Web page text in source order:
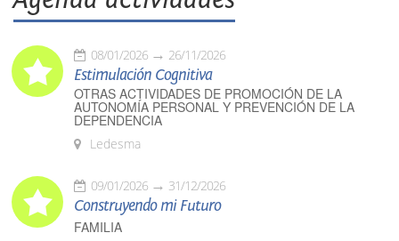
08/01/2026 26/11/2026
Estimulación Cognitiva
OTRAS ACTIVIDADES DE PROMOCIÓN DE LA
AUTONOMÍA PERSONAL Y PREVENCIÓN DE LA
DEPENDENCIA
Ledesma
09/01/2026 31/12/2026
Construyendo mi Futuro
FAMILIA